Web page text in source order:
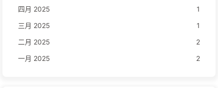
四月 2025
1
三月 2025
1
二月 2025
2
一月 2025
2